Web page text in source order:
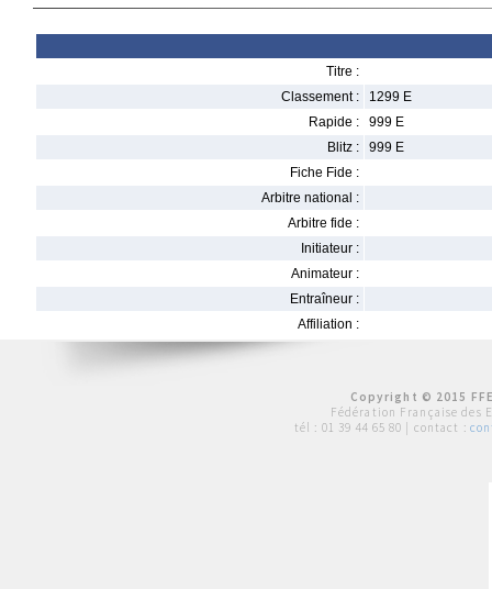
Titre :
Classement :
1299 E
Rapide :
999 E
Blitz :
999 E
Fiche Fide :
Arbitre national :
Arbitre fide :
Initiateur :
Animateur :
Entraîneur :
Affiliation :
Copyright © 2015
Fédération Française des
tél : 01 39 44 65 80 | contact :